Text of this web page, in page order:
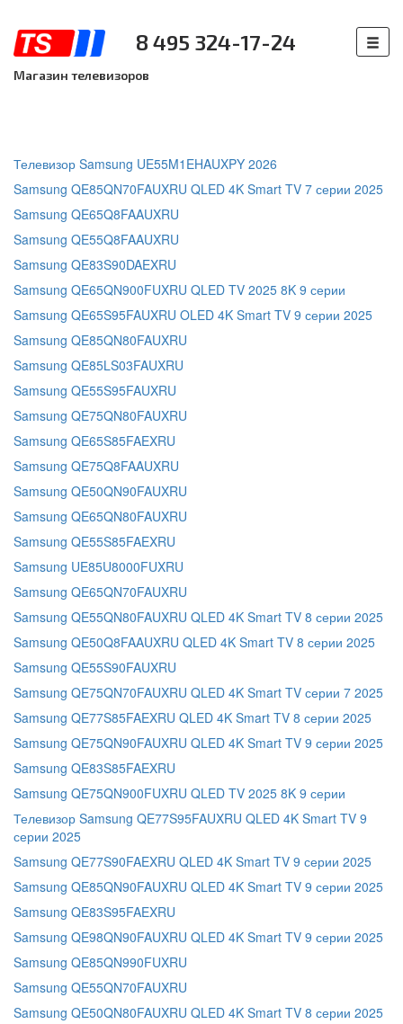
8 495 324-17-24
Магазин телевизоров
Телевизор Samsung UE55M1EHAUXPY 2026
Samsung QE85QN70FAUXRU QLED 4K Smart TV 7 серии 2025
Samsung QE65Q8FAAUXRU
Samsung QE55Q8FAAUXRU
Samsung QE83S90DAEXRU
Samsung QE65QN900FUXRU QLED TV 2025 8K 9 серии
Samsung QE65S95FAUXRU OLED 4K Smart TV 9 серии 2025
Samsung QE85QN80FAUXRU
Samsung QE85LS03FAUXRU
Samsung QE55S95FAUXRU
Samsung QE75QN80FAUXRU
Samsung QE65S85FAEXRU
Samsung QE75Q8FAAUXRU
Samsung QE50QN90FAUXRU
Samsung QE65QN80FAUXRU
Samsung QE55S85FAEXRU
Samsung UE85U8000FUXRU
Samsung QE65QN70FAUXRU
Samsung QE55QN80FAUXRU QLED 4K Smart TV 8 серии 2025
Samsung QE50Q8FAAUXRU QLED 4K Smart TV 8 серии 2025
Samsung QE55S90FAUXRU
Samsung QE75QN70FAUXRU QLED 4K Smart TV серии 7 2025
Samsung QE77S85FAEXRU QLED 4K Smart TV 8 серии 2025
Samsung QE75QN90FAUXRU QLED 4K Smart TV 9 серии 2025
Samsung QE83S85FAEXRU
Samsung QE75QN900FUXRU QLED TV 2025 8K 9 серии
Телевизор Samsung QE77S95FAUXRU QLED 4K Smart TV 9
серии 2025
Samsung QE77S90FAEXRU QLED 4K Smart TV 9 серии 2025
Samsung QE85QN90FAUXRU QLED 4K Smart TV 9 серии 2025
Samsung QE83S95FAEXRU
Samsung QE98QN90FAUXRU QLED 4K Smart TV 9 серии 2025
Samsung QE85QN990FUXRU
Samsung QE55QN70FAUXRU
Samsung QE50QN80FAUXRU QLED 4K Smart TV 8 серии 2025